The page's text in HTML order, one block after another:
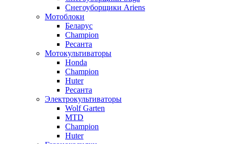
Снегоуборщики Ariens
Мотоблоки
Беларус
Champion
Ресанта
Мотокультиваторы
Honda
Champion
Huter
Ресанта
Электрокультиваторы
Wolf Garten
MTD
Champion
Huter